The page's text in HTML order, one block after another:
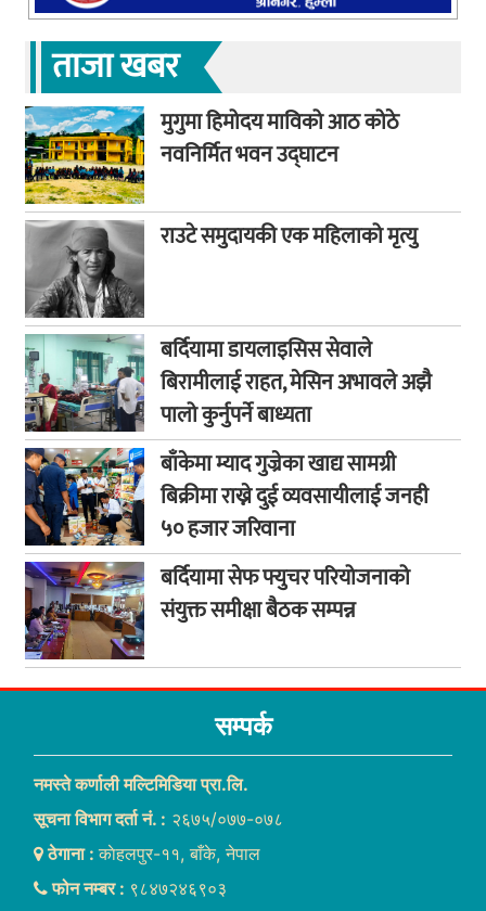
ताजा खबर
मुगुमा हिमोदय माविको आठ कोठे
नवनिर्मित भवन उद्घाटन
राउटे समुदायकी एक महिलाको मृत्यु
बर्दियामा डायलाइसिस सेवाले
बिरामीलाई राहत, मेसिन अभावले अझै
पालो कुर्नुपर्ने बाध्यता
बाँकेमा म्याद गुज्रेका खाद्य सामग्री
बिक्रीमा राख्ने दुई व्यवसायीलाई जनही
५० हजार जरिवाना
बर्दियामा सेफ फ्युचर परियोजनाको
संयुक्त समीक्षा बैठक सम्पन्न
सम्पर्क
नमस्ते कर्णाली मल्टिमिडिया प्रा.लि.
सूचना विभाग दर्ता नं. : २६७५/०७७-०७८
ठेगाना :काेहलपुर-११, बाँके, नेपाल
फोन नम्बर : ९८४७२४६९०३